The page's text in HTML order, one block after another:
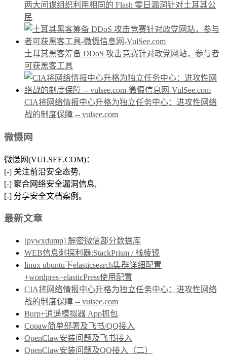
两大间谍组织利用相同的 Flash 零日漏洞针对土耳其公
民
土耳其黑客筹备 DDoS 攻击竞赛针对政党网站，参与者
可获黑客工具
CIA将网络情报中心升格为独立任务中心：进攻性网络
战的制度保障 -- vulsee.com
微慑网
微慑网(VULSEE.COM)：
[-] 关注前沿安全态势,
[-] 聚合网络安全漏洞信息,
[-] 分享安全文档案例。
最新文章
[pywxdump] 解密微信部分数据库
WEB信息刺探利器:StackPrism / 栈棱镜
linux ubuntu下elasticsearch集群详细配置
+wordpres+elasticPress使用配置
CIA将网络情报中心升格为独立任务中心：进攻性网络
战的制度保障 -- vulsee.com
Burp+逍遥模拟器 App抓包
Copaw简单部署及飞书/QQ接入
OpenClaw安装问题及飞书接入
OpenClaw安装问题及QQ接入（二）